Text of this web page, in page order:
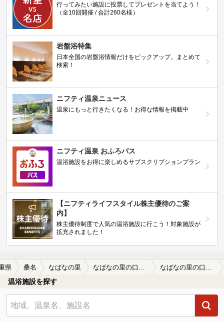
行ってみたい施設に投票してプレゼントを当てよう！
（全10回開催 / 合計260名様）
岩盤浴特集
日本全国の岩盤浴情報だけをピックアップ。まとめて
検索！
ニフティ温泉ニュース
温泉にもっと行きたくなる！お得な情報を掲載中
ニフティ温泉 おふろパス
温浴施設をお得に楽しめるサブスクリプションプラン
【ニフティライフスタイル株主優待のご案
内】
株主優待制度で人気の温浴施設に行こう！対象施設が
拡充されました！
県 桑名 なばなの里
温浴施設を探す